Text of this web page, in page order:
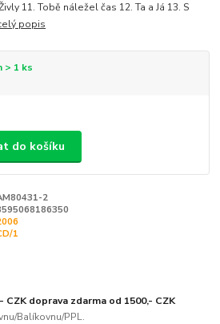
11. Tobě náležel čas 12. Ta a Já 13. S
popis
> 1 ks
do košíku
2
1
CZK doprava zdarma od 1500,- CZK
Balíkovnu/PPL.